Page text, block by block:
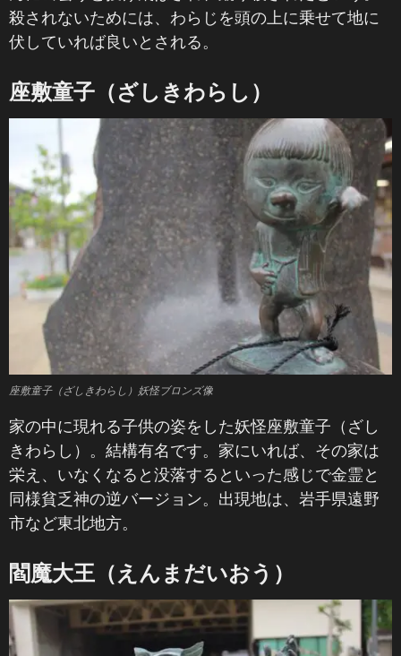
殺されないためには、わらじを頭の上に乗せて地に
伏していれば良いとされる。
座敷童子（ざしきわらし）
座敷童子（ざしきわらし）妖怪ブロンズ像
家の中に現れる子供の姿をした妖怪座敷童子（ざし
きわらし）。結構有名です。家にいれば、その家は
栄え、いなくなると没落するといった感じで金霊と
同様貧乏神の逆バージョン。出現地は、岩手県遠野
市など東北地方。
閻魔大王（えんまだいおう）